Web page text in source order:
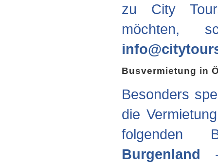
zu City
möchten,
Busvermietung in
Besonders
die
folgenden
Burgenland